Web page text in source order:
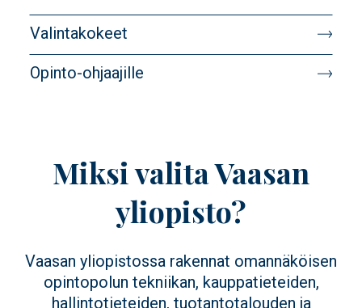
target
Valintakokeet
Opinto-ohjaajille
Miksi valita Vaasan
yliopisto?
Vaasan yliopistossa rakennat omannäköisen
opintopolun tekniikan, kauppatieteiden,
hallintotieteiden, tuotantotalouden ja